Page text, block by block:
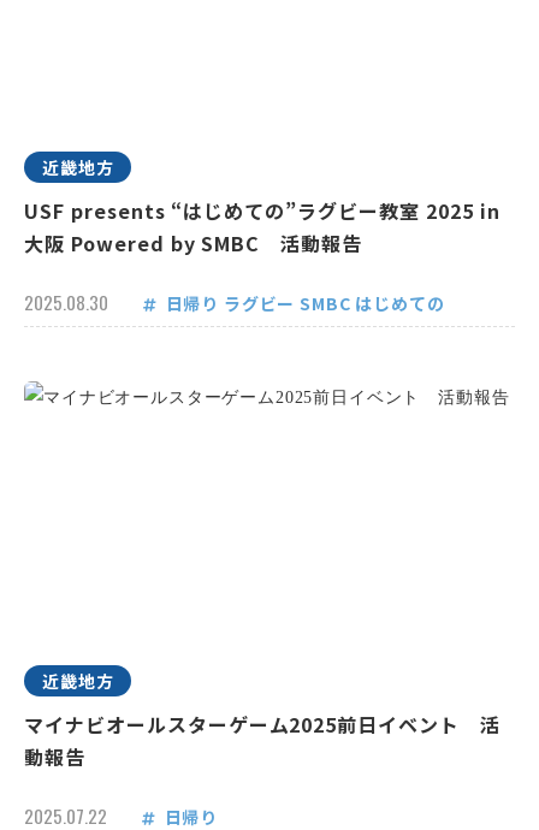
近畿地方
USF presents “はじめての”ラグビー教室 2025 in
大阪 Powered by SMBC 活動報告
2025.08.30 日帰り ラグビー SMBC はじめての
近畿地方
マイナビオールスターゲーム2025前日イベント 活
動報告
2025.07.22 日帰り